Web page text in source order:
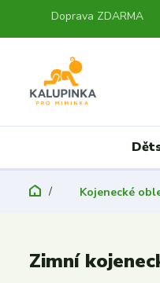
Doprava ZDARMA
Kojenecké
Zimní